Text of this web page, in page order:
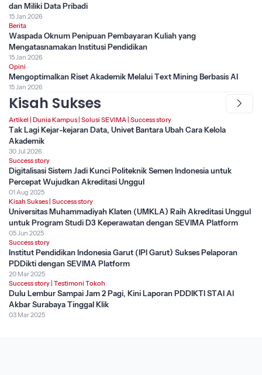
dan Miliki Data Pribadi
15 Jan 2026
Berita
Waspada Oknum Penipuan Pembayaran Kuliah yang
Mengatasnamakan Institusi Pendidikan
15 Jan 2026
Opini
Mengoptimalkan Riset Akademik Melalui Text Mining Berbasis AI
15 Jan 2026
Kisah Sukses
Artikel Dunia Kampus Solusi SEVIMA Success story
Tak Lagi Kejar-kejaran Data, Univet Bantara Ubah Cara Kelola
Akademik
30 Jul 2026
Success story
Digitalisasi Sistem Jadi Kunci Politeknik Semen Indonesia untuk
Percepat Wujudkan Akreditasi Unggul
01 Aug 2025
Kisah Sukses Success story
Universitas Muhammadiyah Klaten (UMKLA) Raih Akreditasi Unggul
untuk Program Studi D3 Keperawatan dengan SEVIMA Platform
05 Jun 2025
Success story
Institut Pendidikan Indonesia Garut (IPI Garut) Sukses Pelaporan
PDDikti dengan SEVIMA Platform
20 Mar 2025
Success story Testimoni Tokoh
Dulu Lembur Sampai Jam 2 Pagi, Kini Laporan PDDIKTI STAI Al
Akbar Surabaya Tinggal Klik
03 Mar 2025